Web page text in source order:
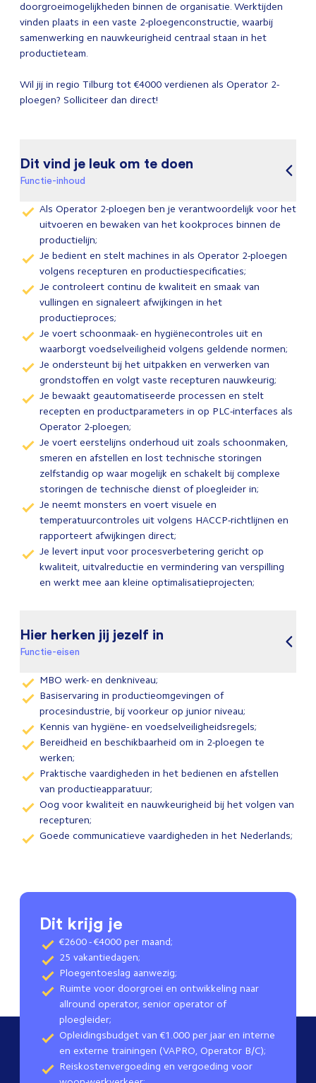
doorgroeimogelijkheden binnen de organisatie. Werktijden
vinden plaats in een vaste 2-ploegenconstructie, waarbij
samenwerking en nauwkeurigheid centraal staan in het
productieteam.
Wil jij in regio Tilburg tot €4000 verdienen als Operator 2-
ploegen? Solliciteer dan direct!
Dit vind je leuk om te doen
Functie-inhoud
Als Operator 2-ploegen ben je verantwoordelijk voor het
uitvoeren en bewaken van het kookproces binnen de
productielijn;
Je bedient en stelt machines in als Operator 2-ploegen
volgens recepturen en productiespecificaties;
Je controleert continu de kwaliteit en smaak van
vullingen en signaleert afwijkingen in het
productieproces;
Je voert schoonmaak- en hygiënecontroles uit en
waarborgt voedselveiligheid volgens geldende normen;
Je ondersteunt bij het uitpakken en verwerken van
grondstoffen en volgt vaste recepturen nauwkeurig;
Je bewaakt geautomatiseerde processen en stelt
recepten en productparameters in op PLC-interfaces als
Operator 2-ploegen;
Je voert eerstelijns onderhoud uit zoals schoonmaken,
smeren en afstellen en lost technische storingen
zelfstandig op waar mogelijk en schakelt bij complexe
storingen de technische dienst of ploegleider in;
Je neemt monsters en voert visuele en
temperatuurcontroles uit volgens HACCP-richtlijnen en
rapporteert afwijkingen direct;
Je levert input voor procesverbetering gericht op
kwaliteit, uitvalreductie en vermindering van verspilling
en werkt mee aan kleine optimalisatieprojecten;
Hier herken jij jezelf in
Functie-eisen
MBO werk- en denkniveau;
Basiservaring in productieomgevingen of
procesindustrie, bij voorkeur op junior niveau;
Kennis van hygiëne- en voedselveiligheidsregels;
Bereidheid en beschikbaarheid om in 2-ploegen te
werken;
Praktische vaardigheden in het bedienen en afstellen
van productieapparatuur;
Oog voor kwaliteit en nauwkeurigheid bij het volgen van
recepturen;
Goede communicatieve vaardigheden in het Nederlands;
Dit krijg je
€2600 - €4000 per maand;
25 vakantiedagen;
Ploegentoeslag aanwezig;
Ruimte voor doorgroei en ontwikkeling naar
allround operator, senior operator of
ploegleider;
Opleidingsbudget van €1.000 per jaar en interne
en externe trainingen (VAPRO, Operator B/C);
Reiskostenvergoeding en vergoeding voor